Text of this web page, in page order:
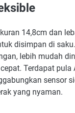
14,8cm dan
disimpan di
lebih mudah
Terdapat
sensor
yang nyaman.